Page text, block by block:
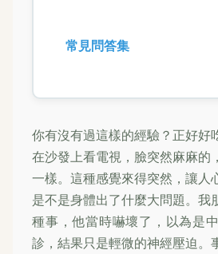
常見問答集
你有沒有過這樣的經驗？正好好
在沙發上看電視，臉突然麻麻的
一樣。這種感覺來得突然，讓人
是不是身體出了什麼大問題。我
種事，他當時嚇壞了，以為是
診，結果只是輕微的神經壓迫。